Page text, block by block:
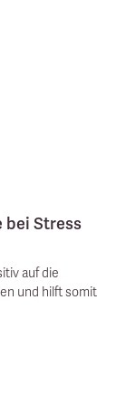
bei Stress
auf die
und hilft somit